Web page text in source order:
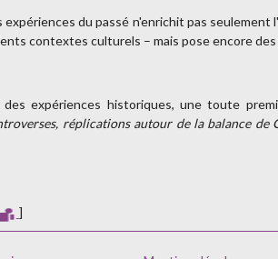
du passé n'enrichit pas
contextes culturels – mais pose encore
expériences historiques, une toute
réplications autour de la balance de
]